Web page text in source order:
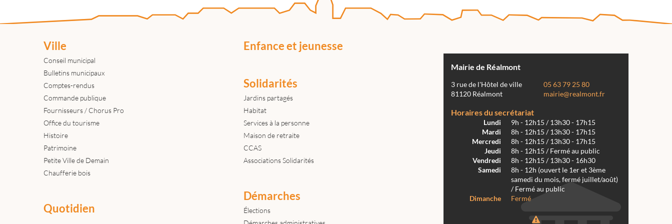
Ville
Conseil municipal
Bulletins municipaux
Comptes-rendus
Commande publique
Fournisseurs / Chorus Pro
Office du tourisme
Histoire
Patrimoine
Petite Ville de Demain
Chaufferie bois
Quotidien
Enfance et jeunesse
Solidarités
Jardins partagés
Habitat
Services à la personne
Maison de retraite
CCAS
Associations Solidarités
Démarches
Élections
Mairie de Réalmont
3 rue de l'Hôtel de ville
81120 Réalmont
05 63 79 25 80
mairie@realmont.fr
Horaires du secrétariat
Lundi
9h - 12h15 / 13h30 - 17h15
Mardi
8h - 12h15 / 13h30 - 17h15
Mercredi
8h - 12h15 / 13h30 - 17h15
Jeudi
8h - 12h15 / Fermé au public
Vendredi
8h - 12h15 / 13h30 - 16h30
Samedi
8h - 12h (ouvert le 1er et 3ème
samedi du mois, fermé juillet/août)
/ Fermé au public
Dimanche
Fermé